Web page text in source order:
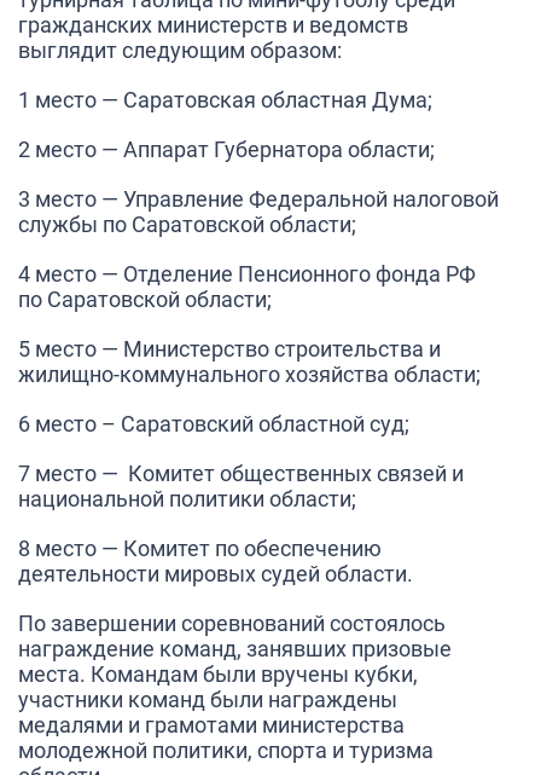
гражданских министерств и ведомств
выглядит следующим образом:
1 место — Саратовская областная Дума;
2 место — Аппарат Губернатора области;
3 место — Управление Федеральной налоговой
службы по Саратовской области;
4 место — Отделение Пенсионного фонда РФ
по Саратовской области;
5 место — Министерство строительства и
жилищно-коммунального хозяйства области;
6 место – Саратовский областной суд;
7 место — Комитет общественных связей и
национальной политики области;
8 место — Комитет по обеспечению
деятельности мировых судей области.
По завершении соревнований состоялось
награждение команд, занявших призовые
места. Командам были вручены кубки,
участники команд были награждены
медалями и грамотами министерства
молодежной политики, спорта и туризма